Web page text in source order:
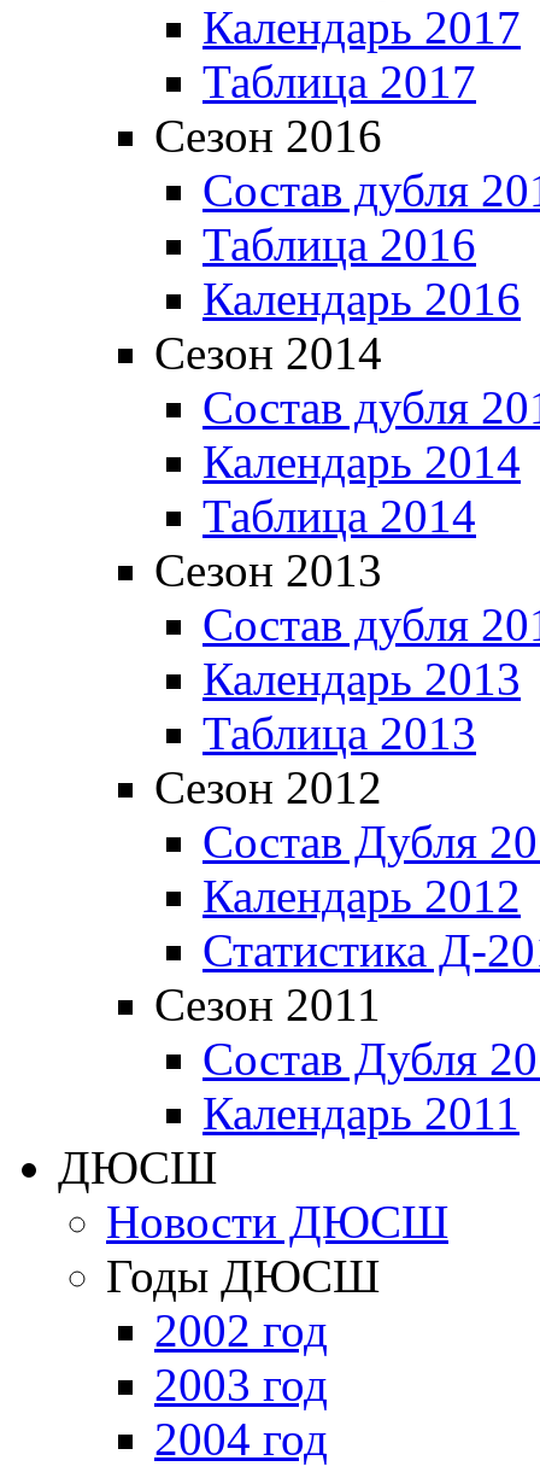
Календарь 2017
Таблица 2017
Сезон 2016
Состав дубля
Таблица 2016
Календарь 2016
Сезон 2014
Состав дубля
Календарь 2014
Таблица 2014
Сезон 2013
Состав дубля
Календарь 2013
Таблица 2013
Сезон 2012
Состав Дубля
Календарь 2012
Статистика Д-
Сезон 2011
Состав Дубля
Календарь 2011
ДЮСШ
Новости ДЮСШ
Годы ДЮСШ
2002 год
2003 год
2004 год